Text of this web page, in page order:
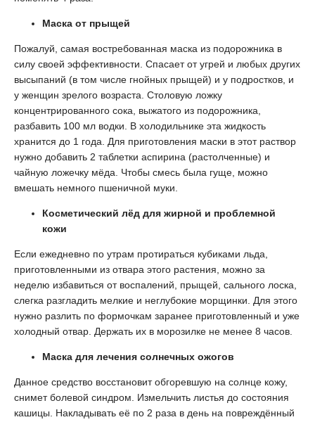
Маска от прыщей
Пожалуй, самая востребованная маска из подорожника в
силу своей эффективности. Спасает от угрей и любых других
высыпаний (в том числе гнойных прыщей) и у подростков, и
у женщин зрелого возраста. Столовую ложку
концентрированного сока, выжатого из подорожника,
разбавить 100 мл водки. В холодильнике эта жидкость
хранится до 1 года. Для приготовления маски в этот раствор
нужно добавить 2 таблетки аспирина (растолченные) и
чайную ложечку мёда. Чтобы смесь была гуще, можно
вмешать немного пшеничной муки.
Косметический лёд для жирной и проблемной
кожи
Если ежедневно по утрам протираться кубиками льда,
приготовленными из отвара этого растения, можно за
неделю избавиться от воспалений, прыщей, сального лоска,
слегка разгладить мелкие и неглубокие морщинки. Для этого
нужно разлить по формочкам заранее приготовленный и уже
холодный отвар. Держать их в морозилке не менее 8 часов.
Маска для лечения солнечных ожогов
Данное средство восстановит обгоревшую на солнце кожу,
снимет болевой синдром. Измельчить листья до состояния
кашицы. Накладывать её по 2 раза в день на повреждённый